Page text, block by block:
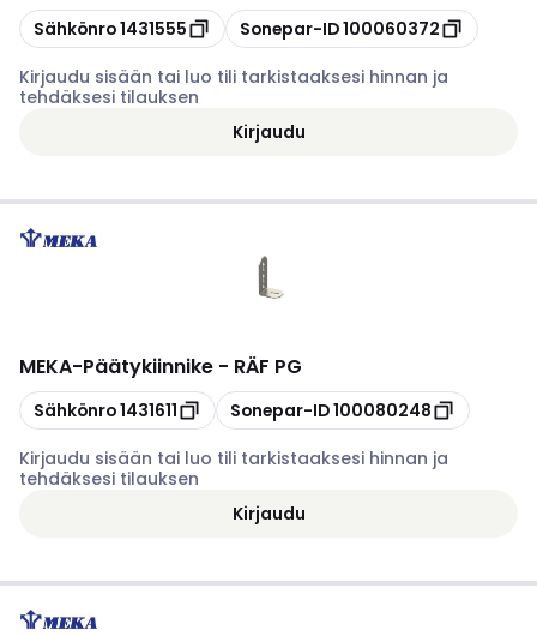
Kopioi
Sähkönro1431555 Kopioi
Sonepar-ID100060372
Kirjaudu sisään tai luo tili tarkistaaksesi hinnan ja
tehdäksesi tilauksen
Kirjaudu
MEKA-Päätykiinnike - RÄF PG
Kopioi
Sähkönro1431611 Kopioi
Sonepar-ID100080248
Kirjaudu sisään tai luo tili tarkistaaksesi hinnan ja
tehdäksesi tilauksen
Kirjaudu